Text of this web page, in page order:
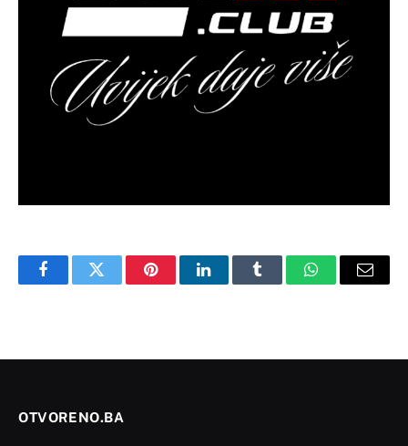
FacebookTwitter PinterestLinkedInTumblr WhatsAppEmail
OTVORENO.BA